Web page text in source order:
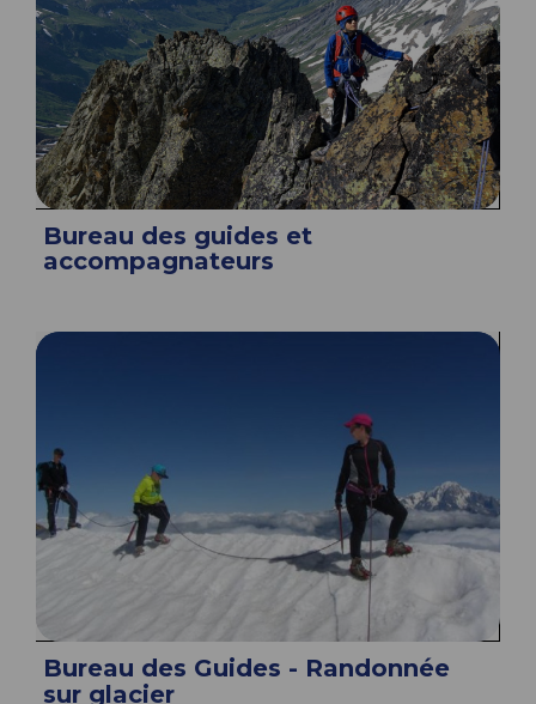
Bureau des guides et
accompagnateurs
Bureau des Guides - Randonnée
sur glacier